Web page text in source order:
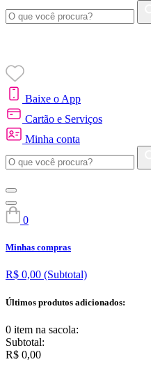
Baixe o App
Cartão e Serviços
Minha conta
0
Minhas compras
R$ 0,00 (Subtotal)
Últimos produtos adicionados:
0 item na sacola:
Subtotal:
R$ 0,00